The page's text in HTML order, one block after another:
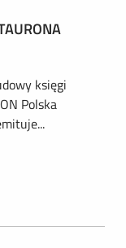
księgi
Polska